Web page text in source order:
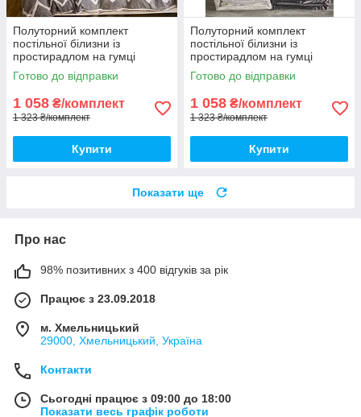
Полуторний комплект
постільної білизни із
простирадлом на гумці
150*220см. Постільна білизна
з фланелі
Готово до відправки
1 058 ₴/комплект
1 323 ₴/комплект
Купити
Полуторний комплект
постільної білизни із
простирадлом на гумці
150*220см. Постільна білизна
з фланелі
Готово до відправки
1 058 ₴/комплект
1 323 ₴/комплект
Купити
Показати ще
Про нас
98% позитивних з 400 відгуків за рік
Працює з 23.09.2018
м. Хмельницький
29000, Хмельницький, Україна
Контакти
Сьогодні працює з 09:00 до 18:00
Показати весь графік роботи